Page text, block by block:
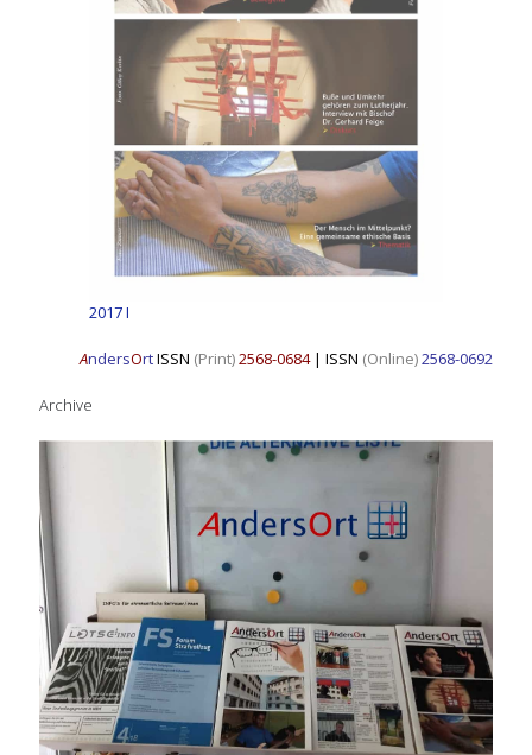
2017 I
AndersOrtISSN (Print)2568-0684| ISSN (Online)2568-0692
Archive